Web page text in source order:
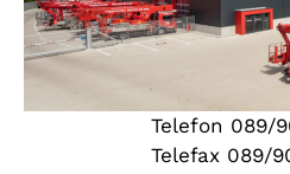
Telefon 089/
Telefax 089/